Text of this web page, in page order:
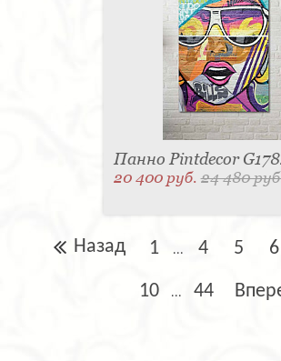
Панно Pintdecor
20 400 руб.24 480
Назад 1 ... 4 5 6
10 ... 44